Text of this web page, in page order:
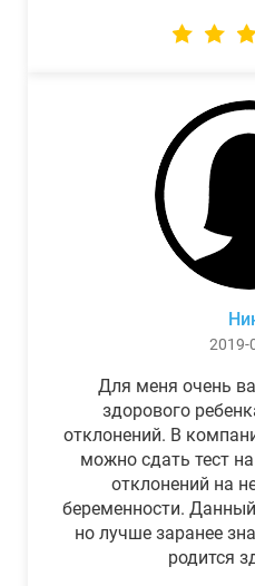
2019-
Для меня очень
здорового
отклонений. В
можно сдать тест
отклонений на
беременности.
но лучше заранее
родится